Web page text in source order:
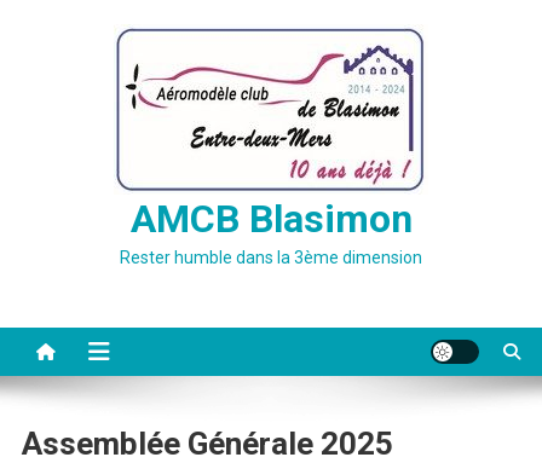
AMCB Blasimon
Rester humble dans la 3ème dimension
Assemblée Générale 2025